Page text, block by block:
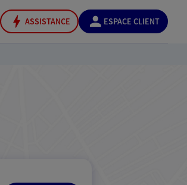
ASSISTANCE ESPACE CLIENT